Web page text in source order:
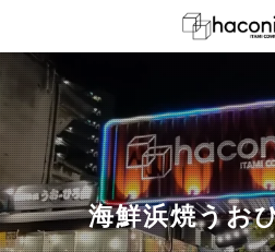
海鮮浜焼うお